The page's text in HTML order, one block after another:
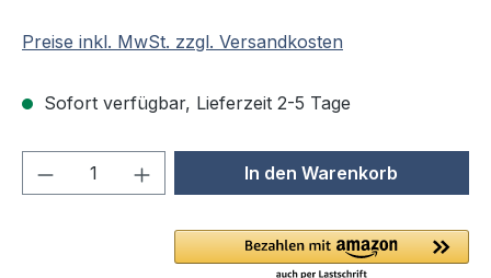
Preise inkl. MwSt. zzgl. Versandkosten
Sofort verfügbar, Lieferzeit 2-5 Tage
Produkt Anzahl: Gib denIn den Warenkorb